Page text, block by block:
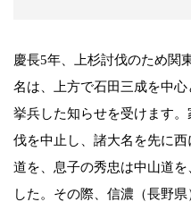
慶長5年、上杉討伐のため関
名は、上方で石田三成を中
挙兵した知らせを受けます
伐を中止し、諸大名を先に
道を、息子の秀忠は中山道
した。その際、信濃（長野